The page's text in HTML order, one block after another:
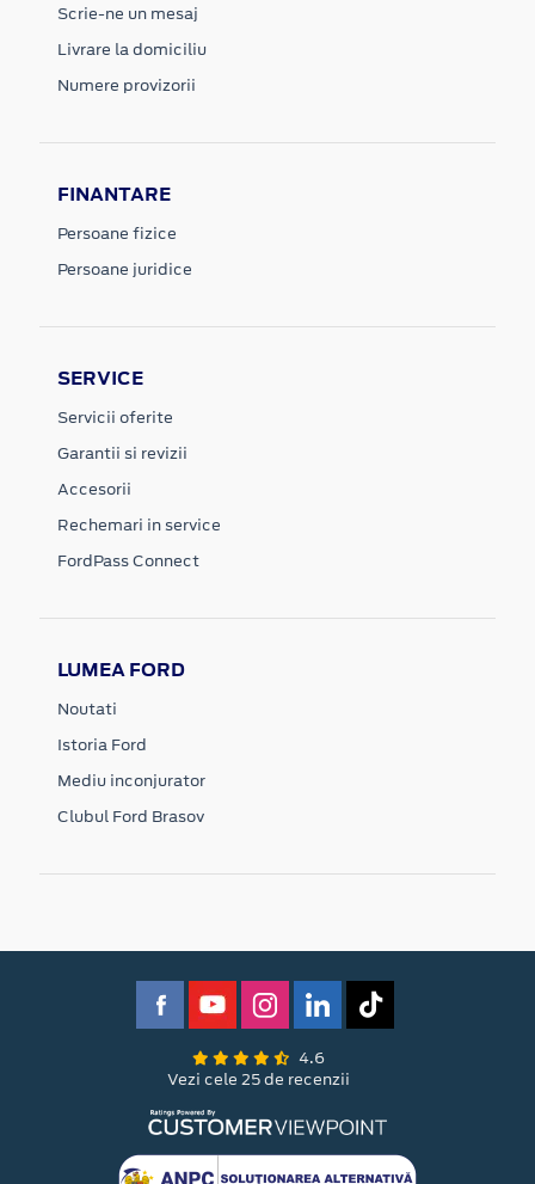
Scrie-ne un mesaj
Livrare la domiciliu
Numere provizorii
FINANTARE
Persoane fizice
Persoane juridice
SERVICE
Servicii oferite
Garantii si revizii
Accesorii
Rechemari in service
FordPass Connect
LUMEA FORD
Noutati
Istoria Ford
Mediu inconjurator
Clubul Ford Brasov
4.6
Vezi cele 25 de recenzii